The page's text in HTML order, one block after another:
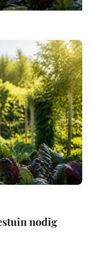
nodig